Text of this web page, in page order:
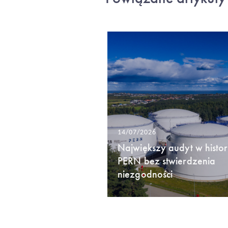
14/07/2026
Największy audyt w
PERN bez stwierdzenia
niezgodności